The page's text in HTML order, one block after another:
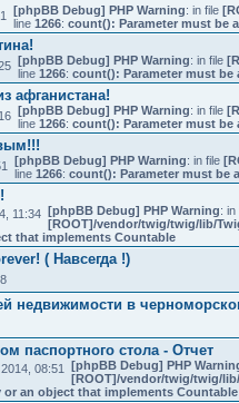
[phpBB Debug] PHP Warning: in file
line 1266: count(): Parameter must be
[phpBB Debug] PHP Warning: in file
line 1266: count(): Parameter must be
афганистана!
[phpBB Debug] PHP Warning: in file
line 1266: count(): Parameter must be
[phpBB Debug] PHP Warning: in file
line 1266: count(): Parameter must be
11:34 [phpBB Debug] PHP Warning: in
[ROOT]/vendor/twig/twig/lib/
that implements Countable
( Навсегда !)
недвижимости в
паспортного стола - Отчет
08:51 [phpBB Debug] PHP
[ROOT]/vendor/twig/twig/
or an object that implements Countable